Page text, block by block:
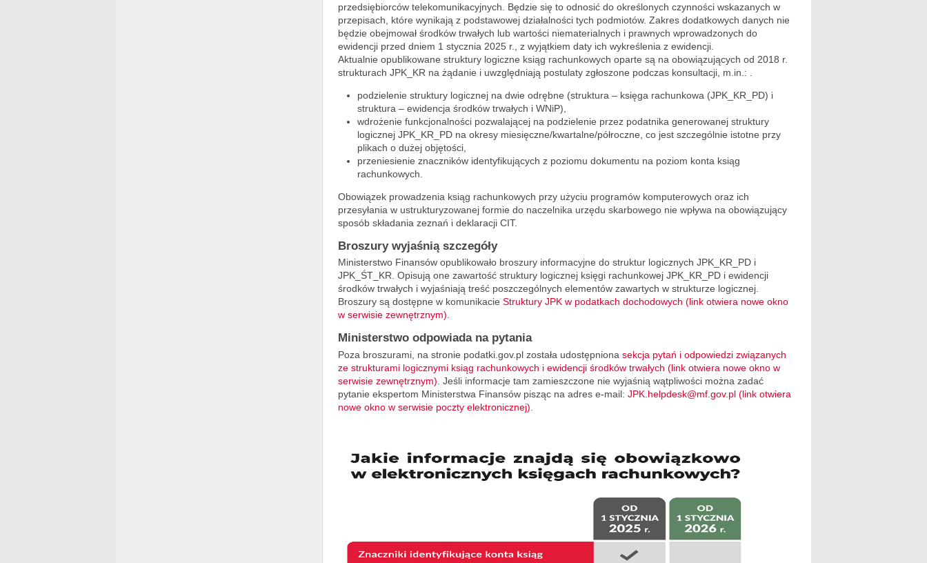
przedsiębiorców telekomunikacyjnych. Będzie się to odnosić do określonych czynności wskazanych w
przepisach, które wynikają z podstawowej działalności tych podmiotów. Zakres dodatkowych danych nie
będzie obejmował środków trwałych lub wartości niematerialnych i prawnych wprowadzonych do
ewidencji przed dniem 1 stycznia 2025 r., z wyjątkiem daty ich wykreślenia z ewidencji.
Aktualnie opublikowane struktury logiczne ksiąg rachunkowych oparte są na obowiązujących od 2018 r.
strukturach JPK_KR na żądanie i uwzględniają postulaty zgłoszone podczas konsultacji, m.in.: .
podzielenie struktury logicznej na dwie odrębne (struktura – księga rachunkowa (JPK_KR_PD) i
struktura – ewidencja środków trwałych i WNiP),
wdrożenie funkcjonalności pozwalającej na podzielenie przez podatnika generowanej struktury
logicznej JPK_KR_PD na okresy miesięczne/kwartalne/półroczne, co jest szczególnie istotne przy
plikach o dużej objętości,
przeniesienie znaczników identyfikujących z poziomu dokumentu na poziom konta ksiąg
rachunkowych.
Obowiązek prowadzenia ksiąg rachunkowych przy użyciu programów komputerowych oraz ich
przesyłania w ustrukturyzowanej formie do naczelnika urzędu skarbowego nie wpływa na obowiązujący
sposób składania zeznań i deklaracji CIT.
Broszury wyjaśnią szczegóły
Ministerstwo Finansów opublikowało broszury informacyjne do struktur logicznych JPK_KR_PD i
JPK_ŚT_KR. Opisują one zawartość struktury logicznej księgi rachunkowej JPK_KR_PD i ewidencji
środków trwałych i wyjaśniają treść poszczególnych elementów zawartych w strukturze logicznej.
Broszury są dostępne w komunikacie Struktury JPK w podatkach dochodowych (link otwiera nowe okno
w serwisie zewnętrznym).
Ministerstwo odpowiada na pytania
Poza broszurami, na stronie podatki.gov.pl została udostępniona sekcja pytań i odpowiedzi związanych
ze strukturami logicznymi ksiąg rachunkowych i ewidencji środków trwałych (link otwiera nowe okno w
serwisie zewnętrznym) . Jeśli informacje tam zamieszczone nie wyjaśnią wątpliwości można zadać
pytanie ekspertom Ministerstwa Finansów pisząc na adres e-mail: JPK.helpdesk@mf.gov.pl (link otwiera
nowe okno w serwisie poczty elektronicznej)